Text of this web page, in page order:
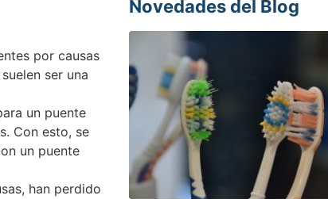
por causas
ser una
un puente
Con esto, se
un puente
han perdido
Novedades del Blog